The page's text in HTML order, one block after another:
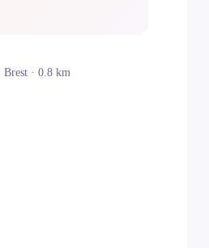
Brest · 0.8 km